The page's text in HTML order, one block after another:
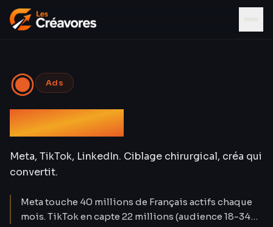
◉ Ads
Social Ads
Meta, TikTok, LinkedIn. Ciblage chirurgical, créa qui
convertit.
Meta touche 40 millions de Français actifs chaque
mois. TikTok en capte 22 millions (audience 18-34